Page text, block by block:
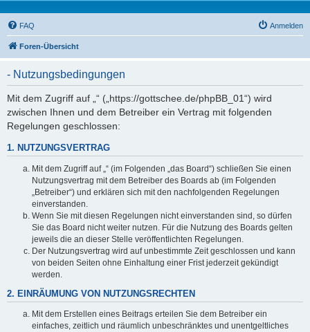
FAQ Anmelden
Foren-Übersicht
- Nutzungsbedingungen
Mit dem Zugriff auf „“ („https://gottschee.de/phpBB_01“) wird
zwischen Ihnen und dem Betreiber ein Vertrag mit folgenden
Regelungen geschlossen:
1. NUTZUNGSVERTRAG
Mit dem Zugriff auf „“ (im Folgenden „das Board“) schließen Sie einen
Nutzungsvertrag mit dem Betreiber des Boards ab (im Folgenden
„Betreiber“) und erklären sich mit den nachfolgenden Regelungen
einverstanden.
Wenn Sie mit diesen Regelungen nicht einverstanden sind, so dürfen
Sie das Board nicht weiter nutzen. Für die Nutzung des Boards gelten
jeweils die an dieser Stelle veröffentlichten Regelungen.
Der Nutzungsvertrag wird auf unbestimmte Zeit geschlossen und kann
von beiden Seiten ohne Einhaltung einer Frist jederzeit gekündigt
werden.
2. EINRÄUMUNG VON NUTZUNGSRECHTEN
Mit dem Erstellen eines Beitrags erteilen Sie dem Betreiber ein
einfaches, zeitlich und räumlich unbeschränktes und unentgeltliches